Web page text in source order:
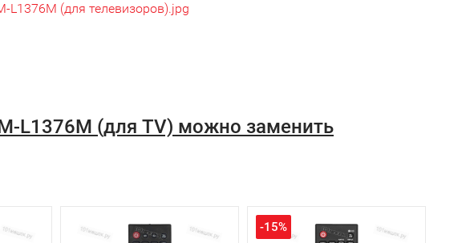
L1376M (для телевизоров).jpg
L1376M (для TV) можно заменить
-15%